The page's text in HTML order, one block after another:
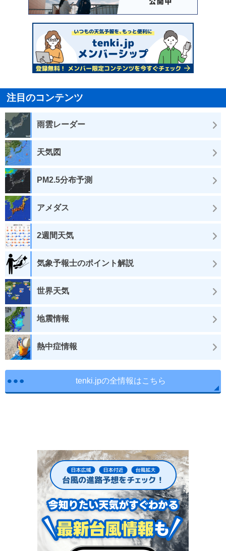
注目のコンテンツ
雨雲レーダー
天気図
PM2.5分布予測
アメダス
2週間天気
気象予報士のポイント解説
世界天気
地震情報
熱中症情報
tenki.jpの全情報はこちら